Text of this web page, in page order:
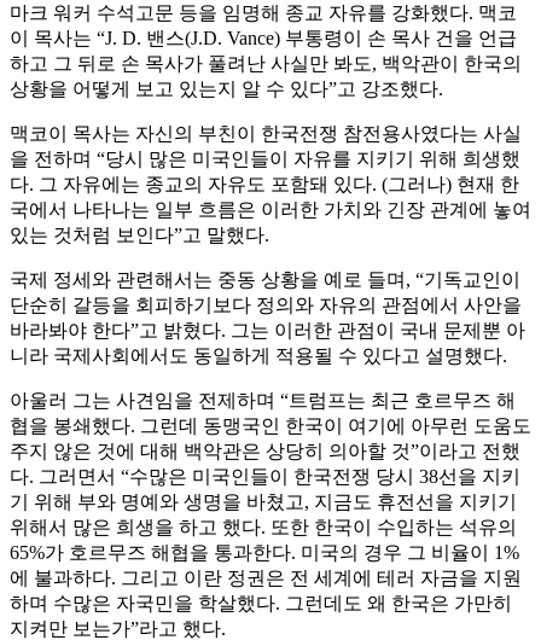
마크 워커 수석고문 등을 임명해 종교 자유를 강화했다. 맥코
이 목사는 “J. D. 밴스(J.D. Vance) 부통령이 손 목사 건을 언급
하고 그 뒤로 손 목사가 풀려난 사실만 봐도, 백악관이 한국의
상황을 어떻게 보고 있는지 알 수 있다”고 강조했다.
맥코이 목사는 자신의 부친이 한국전쟁 참전용사였다는 사실
을 전하며 “당시 많은 미국인들이 자유를 지키기 위해 희생했
다. 그 자유에는 종교의 자유도 포함돼 있다. (그러나) 현재 한
국에서 나타나는 일부 흐름은 이러한 가치와 긴장 관계에 놓여
있는 것처럼 보인다”고 말했다.
국제 정세와 관련해서는 중동 상황을 예로 들며, “기독교인이
단순히 갈등을 회피하기보다 정의와 자유의 관점에서 사안을
바라봐야 한다”고 밝혔다. 그는 이러한 관점이 국내 문제뿐 아
니라 국제사회에서도 동일하게 적용될 수 있다고 설명했다.
아울러 그는 사견임을 전제하며 “트럼프는 최근 호르무즈 해
협을 봉쇄했다. 그런데 동맹국인 한국이 여기에 아무런 도움도
주지 않은 것에 대해 백악관은 상당히 의아할 것”이라고 전했
다. 그러면서 “수많은 미국인들이 한국전쟁 당시 38선을 지키
기 위해 부와 명예와 생명을 바쳤고, 지금도 휴전선을 지키기
위해서 많은 희생을 하고 했다. 또한 한국이 수입하는 석유의
65%가 호르무즈 해협을 통과한다. 미국의 경우 그 비율이 1%
에 불과하다. 그리고 이란 정권은 전 세계에 테러 자금을 지원
하며 수많은 자국민을 학살했다. 그런데도 왜 한국은 가만히
지켜만 보는가”라고 했다.